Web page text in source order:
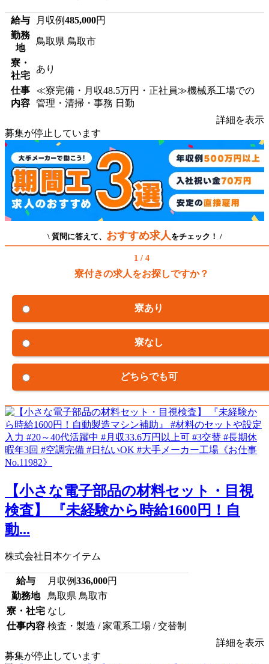
給与 月収例485,000円
勤務
地
鳥取県 鳥取市
寮・
社宅
あり
仕事
内容
≪寮完備・月収48.5万円・正社員≫機械系工場での
管理・清掃・事務 日勤
詳細を表示
募集が停止しています
\ 質問に答えて、 おすすめ求人 をチェック！ /
1 / 4
寮付きの求人をお探しですか？
寮あり
寮なし
どちらでも可
【小さな電子部品の材料セット・目視
検査】 『未経験から時給1600円！自
動...
株式会社日本ケイテム
給与 月収例336,000円
勤務地
鳥取県 鳥取市
寮・社宅 なし
仕事内容 検査・製造 / 家電系工場 / 交替制
詳細を表示
募集が停止しています